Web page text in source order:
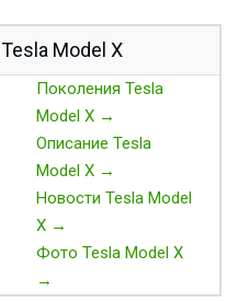
Model X
Поколения Tesla
Model X →
Описание Tesla
Model X →
Новости Tesla Model
X →
Фото Tesla Model X
→